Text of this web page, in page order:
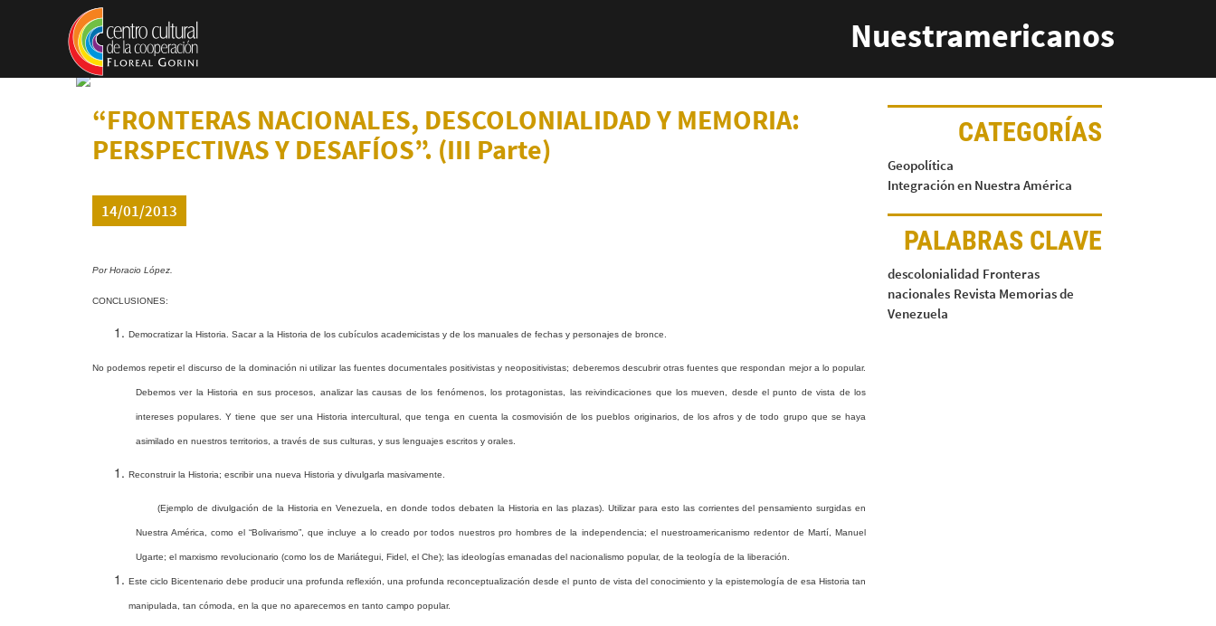
Pasar al contenido principal
Nuestramericanos
“FRONTERAS NACIONALES, DESCOLONIALIDAD Y MEMORIA:
PERSPECTIVAS Y DESAFÍOS”. (III Parte)
14/01/2013
Por Horacio López.
CONCLUSIONES:
Democratizar la Historia. Sacar a la Historia de los cubículos academicistas y de los manuales de fechas y personajes de bronce.
No podemos repetir el discurso de la dominación ni utilizar las fuentes documentales positivistas y neopositivistas; deberemos descubrir otras fuentes que respondan mejor a lo popular.
Debemos ver la Historia en sus procesos, analizar las causas de los fenómenos, los protagonistas, las reivindicaciones que los mueven, desde el punto de vista de los
intereses populares. Y tiene que ser una Historia intercultural, que tenga en cuenta la cosmovisión de los pueblos originarios, de los afros y de todo grupo que se haya
asimilado en nuestros territorios, a través de sus culturas, y sus lenguajes escritos y orales.
Reconstruir la Historia; escribir una nueva Historia y divulgarla masivamente.
(Ejemplo de divulgación de la Historia en Venezuela, en donde todos debaten la Historia en las plazas). Utilizar para esto las corrientes del pensamiento surgidas en
Nuestra América, como el “Bolivarismo”, que incluye a lo creado por todos nuestros pro hombres de la independencia; el nuestroamericanismo redentor de Martí, Manuel
Ugarte; el marxismo revolucionario (como los de Mariátegui, Fidel, el Che); las ideologías emanadas del nacionalismo popular, de la teología de la liberación.
Este ciclo Bicentenario debe producir una profunda reflexión, una profunda reconceptualización desde el punto de vista del conocimiento y la epistemología de esa Historia tan
manipulada, tan cómoda, en la que no aparecemos en tanto campo popular.
CATEGORÍAS
Geopolítica
Integración en Nuestra América
PALABRAS CLAVE
descolonialidad Fronteras
nacionales Revista Memorias de
Venezuela